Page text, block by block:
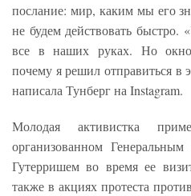
послание: мир, каким мы его
не будем действовать быстро.
все в наших руках. Но окно
почему я решил отправиться в
написала Тунберг на Instagram.
Молодая активистка
организованном
Гутерришем во время ее
также в акциях протеста